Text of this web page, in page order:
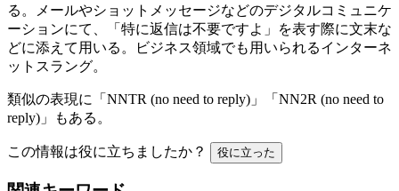
る。メールやショットメッセージなどのデジタルコミュニケ
ーションにて、「特に返信は不要ですよ」を表す際に文末な
どに添えて用いる。ビジネス領域でも用いられるインターネ
ットスラング。
類似の表現に「NNTR (no need to reply)」「NN2R (no need to
reply)」もある。
この情報は役に立ちましたか？ 役に立った